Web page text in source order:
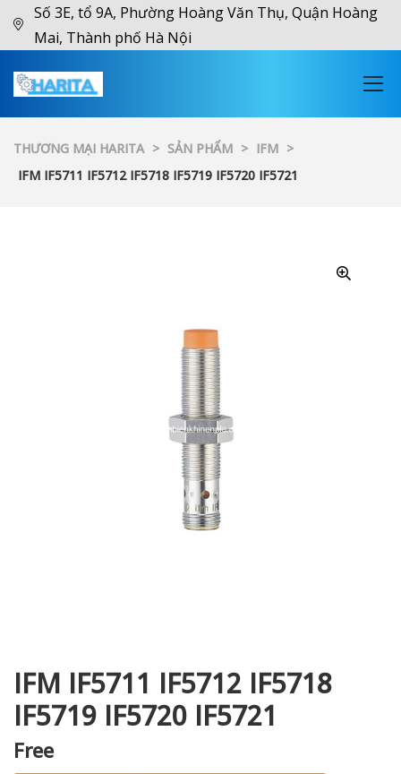
Số 3E, tổ 9A, Phường Hoàng Văn Thụ, Quận Hoàng
Mai, Thành phố Hà Nội
THƯƠNG MẠI HARITA > SẢN PHẨM > IFM >
IFM IF5711 IF5712 IF5718 IF5719 IF5720 IF5721
IFM IF5711 IF5712 IF5718
IF5719 IF5720 IF5721
Free